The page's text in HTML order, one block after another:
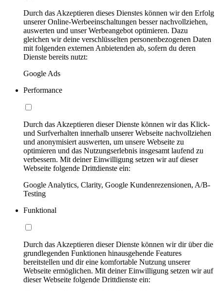
Durch das Akzeptieren dieses Dienstes können wir den Erfolg
unserer Online-Werbeeinschaltungen besser nachvollziehen,
auswerten und unser Werbeangebot optimieren. Dazu
gleichen wir deine verschlüsselten personenbezogenen Daten
mit folgenden externen Anbietenden ab, sofern du deren
Dienste bereits nutzt:
Google Ads
Performance
Durch das Akzeptieren dieser Dienste können wir das Klick-
und Surfverhalten innerhalb unserer Webseite nachvollziehen
und anonymisiert auswerten, um unsere Webseite zu
optimieren und das Nutzungserlebnis insgesamt laufend zu
verbessern. Mit deiner Einwilligung setzen wir auf dieser
Webseite folgende Drittdienste ein:
Google Analytics, Clarity, Google Kundenrezensionen, A/B-
Testing
Funktional
Durch das Akzeptieren dieser Dienste können wir dir über die
grundlegenden Funktionen hinausgehende Features
bereitstellen und dir eine komfortable Nutzung unserer
Webseite ermöglichen. Mit deiner Einwilligung setzen wir auf
dieser Webseite folgende Drittdienste ein: